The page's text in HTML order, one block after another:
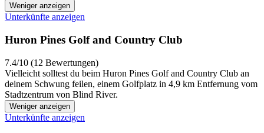
Weniger anzeigen
Unterkünfte anzeigen
Huron Pines Golf and Country Club
7.4/10 (12 Bewertungen)
Vielleicht solltest du beim Huron Pines Golf and Country Club an
deinem Schwung feilen, einem Golfplatz in 4,9 km Entfernung vom
Stadtzentrum von Blind River.
Weniger anzeigen
Unterkünfte anzeigen